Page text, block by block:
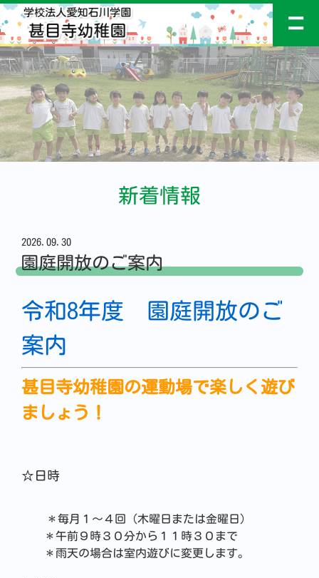
新着情報
2026.09.30
園庭開放のご案内
令和8年度 園庭開放のご
案内
甚目寺幼稚園の運動場で楽しく遊び
ましょう！
☆日時
＊毎月１～４回（木曜日または金曜日）
＊午前９時３０分から１１時３０まで
＊雨天の場合は室内遊びに変更します。